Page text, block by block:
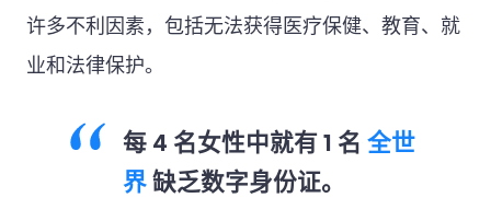
许多不利因素，包括无法获得医疗保健、教育、就
业和法律保护。
每 4 名女性中就有 1 名 全世
界缺乏数字身份证。